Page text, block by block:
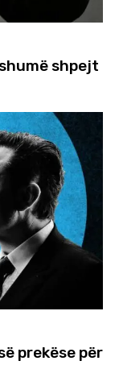
shpejt
prekëse për